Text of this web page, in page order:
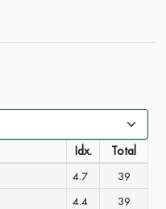
Idx. Total
4.7
39
4.4 39